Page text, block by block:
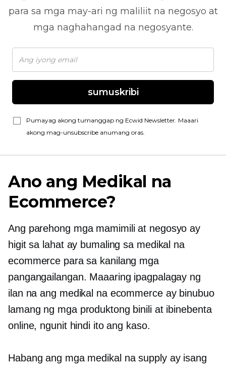
para sa mga may-ari ng maliliit na negosyo at
mga naghahangad na negosyante.
sumuskribi
Pumayag akong tumanggap ng Ecwid Newsletter. Maaari
akong mag-unsubscribe anumang oras.
Ano ang Medikal na
Ecommerce?
Ang parehong mga mamimili at negosyo ay
higit sa lahat ay bumaling sa medikal na
ecommerce para sa kanilang mga
pangangailangan. Maaaring ipagpalagay ng
ilan na ang medikal na ecommerce ay binubuo
lamang ng mga produktong binili at ibinebenta
online, ngunit hindi ito ang kaso.
Habang ang mga medikal na supply ay isang